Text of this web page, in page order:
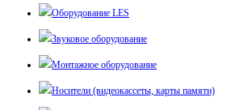
Оборудование LES
Звуковое оборудование
Монтажное оборудование
Носители (видеокассеты, карты памяти)